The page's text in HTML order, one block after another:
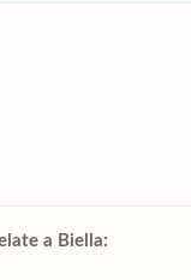
a Biella: